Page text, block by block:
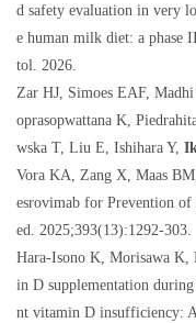
d safety evaluation in very
e human milk diet: a phase
tol. 2026.
Zar HJ, Simoes EAF,
oprasopwattana K,
wska T, Liu E, Ishihara Y,
Vora KA, Zang X, Maas
esrovimab for Prevention
ed. 2025;393(13):1292-303.
Hara-Isono K, Morisawa K,
in D supplementation
nt vitamin D insufficiency: